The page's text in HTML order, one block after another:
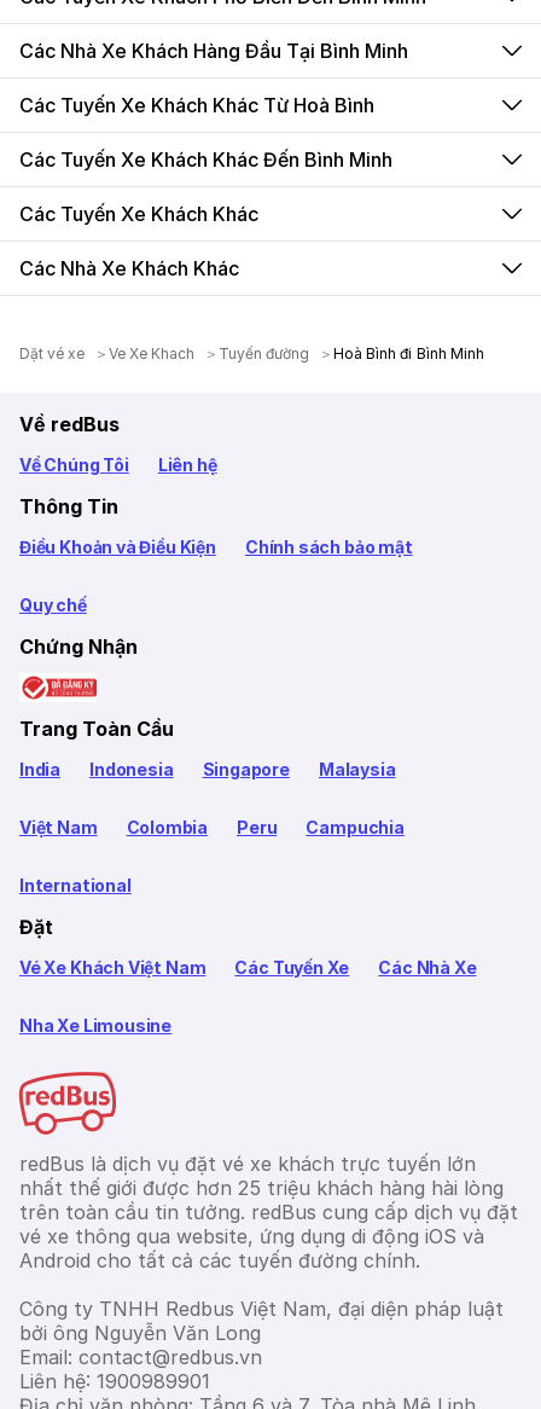
Các Nhà Xe Khách Hàng Đầu Tại Bình Minh
Các Tuyến Xe Khách Khác Từ Hoà Bình
Các Tuyến Xe Khách Khác Đến Bình Minh
Các Tuyến Xe Khách Khác
Các Nhà Xe Khách Khác
Dặt vé xe Ve Xe Khach Tuyến đường Hoà Bình đi Bình Minh
Về redBus
Về Chúng Tôi Liên hệ
Thông Tin
Điều Khoản và Điều Kiện Chính sách bảo mật
Quy chế
Chứng Nhận
Trang Toàn Cầu
India Indonesia Singapore Malaysia
Việt Nam Colombia Peru Campuchia
International
Đặt
Vé Xe Khách Việt Nam Các Tuyến Xe Các Nhà Xe
Nha Xe Limousine
redBus là dịch vụ đặt vé xe khách trực tuyến lớn
nhất thế giới được hơn 25 triệu khách hàng hài lòng
trên toàn cầu tin tưởng. redBus cung cấp dịch vụ đặt
vé xe thông qua website, ứng dụng di động iOS và
Android cho tất cả các tuyến đường chính.
Công ty TNHH Redbus Việt Nam, đại diện pháp luật
bởi ông Nguyễn Văn Long
Email: contact@redbus.vn
Liên hệ: 1900989901